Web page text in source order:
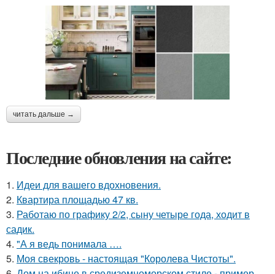
читать дальше →
Последние обновления на сайте:
1. Идеи для вашего вдохновения.
2. Квартира площадью 47 кв.
3. Работаю по графику 2/2, сыну четыре года, ходит в
садик.
4. "А я ведь понимала ….
5. Моя свекровь - настоящая "Королева Чистоты".